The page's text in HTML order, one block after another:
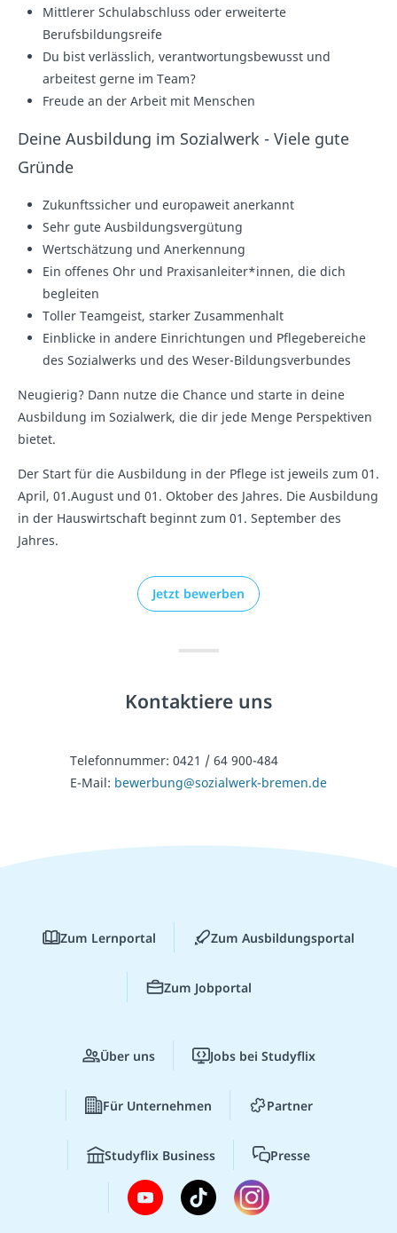
Mittlerer Schulabschluss oder erweiterte
Berufsbildungsreife
Du bist verlässlich, verantwortungsbewusst und
arbeitest gerne im Team?
Freude an der Arbeit mit Menschen
Deine Ausbildung im Sozialwerk - Viele gute
Gründe
Zukunftssicher und europaweit anerkannt
Sehr gute Ausbildungsvergütung
Wertschätzung und Anerkennung
Ein offenes Ohr und Praxisanleiter*innen, die dich
begleiten
Toller Teamgeist, starker Zusammenhalt
Einblicke in andere Einrichtungen und Pflegebereiche
des Sozialwerks und des Weser-Bildungsverbundes
Neugierig? Dann nutze die Chance und starte in deine
Ausbildung im Sozialwerk, die dir jede Menge Perspektiven
bietet.
Der Start für die Ausbildung in der Pflege ist jeweils zum 01.
April, 01.August und 01. Oktober des Jahres. Die Ausbildung
in der Hauswirtschaft beginnt zum 01. September des
Jahres.
Jetzt bewerben
Kontaktiere uns
Telefonnummer: 0421 / 64 900-484
E-Mail: bewerbung@sozialwerk-bremen.de
Zum Lernportal Zum Ausbildungsportal
Zum Jobportal
Über uns Jobs bei Studyflix
Für Unternehmen Partner
Studyflix Business Presse